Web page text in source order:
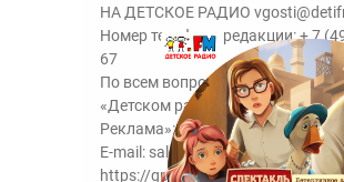
НА ДЕТСКОЕ РАДИО
Номер телефона редакции:+ 7
67
По всем вопросам размещения
«Детском радио» - сейлз-хаус
Реклама»:+7 (495) 921-40-41
E-mail: sales@gazprom-media.ru
https://gpmsaleshouse.ru/